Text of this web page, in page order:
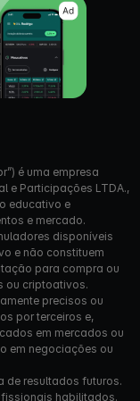
é uma empresa
e Participações LTDA.,
educativo e
e mercado.
disponíveis
e não constituem
para compra ou
ou criptoativos.
precisos ou
por terceiros e,
em mercados ou
em negociações ou
de resultados futuros.
habilitados.